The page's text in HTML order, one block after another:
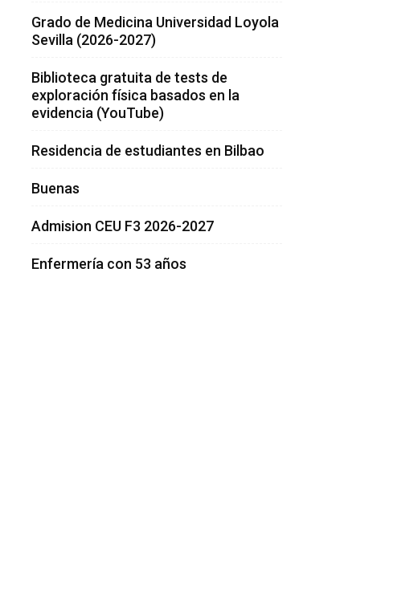
Grado de Medicina Universidad Loyola
Sevilla (2026-2027)
Biblioteca gratuita de tests de
exploración física basados en la
evidencia (YouTube)
Residencia de estudiantes en Bilbao
Buenas
Admision CEU F3 2026-2027
Enfermería con 53 años